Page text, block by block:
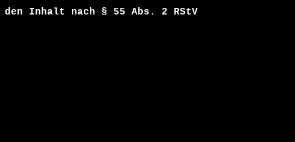
Inhalt nach § 55 Abs. 2 RStV